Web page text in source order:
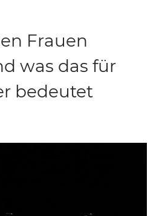
Frauen
was das für
bedeutet